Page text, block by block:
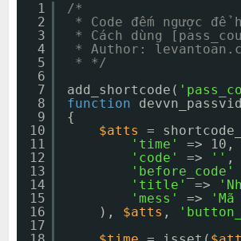
1
2
3
4
5
6
7
8
9
10
11
12
13
14
15
16
17
/*
* Code đếm ngược
* Cách dùng
* Author:
* */
add_shortcode(
function
{
$atts
=
'time'
=> 10,
'code'
=> '' ,
'before_code'
'title'
=>
'mess'
=>
), $atts ,